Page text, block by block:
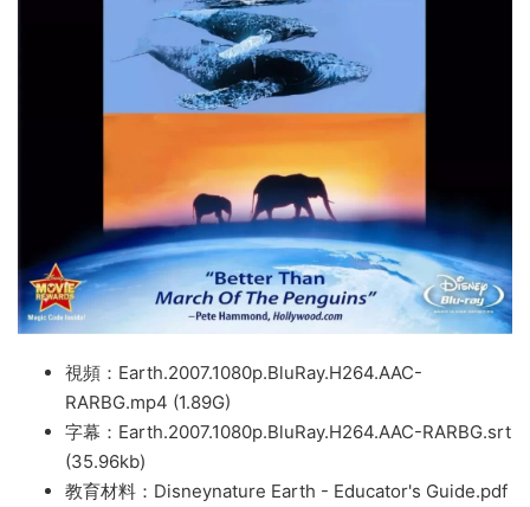
視頻：Earth.2007.1080p.BluRay.H264.AAC-
RARBG.mp4 (1.89G)
字幕：Earth.2007.1080p.BluRay.H264.AAC-RARBG.srt
(35.96kb)
教育材料：Disneynature Earth - Educator's Guide.pdf